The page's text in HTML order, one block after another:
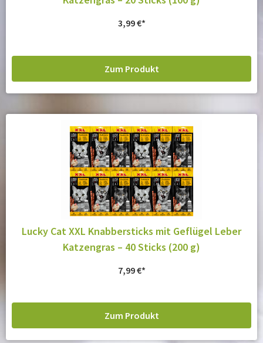
3,99€
Zum Produkt
Lucky Cat XXL Knabbersticks mit Geflügel Leber
Katzengras – 40 Sticks (200 g)
7,99€
Zum Produkt